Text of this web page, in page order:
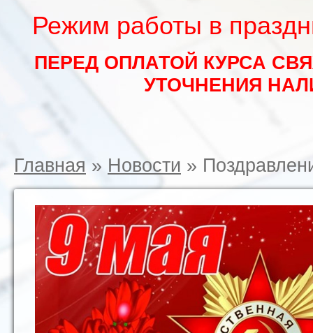
Режим работы в
ПЕРЕД ОПЛАТОЙ КУРСА
УТОЧНЕНИЯ
Главная » Новости »